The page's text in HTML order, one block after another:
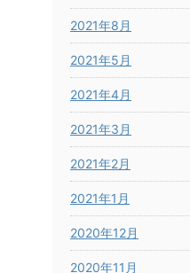
2021年8月
2021年5月
2021年4月
2021年3月
2021年2月
2021年1月
2020年12月
2020年11月